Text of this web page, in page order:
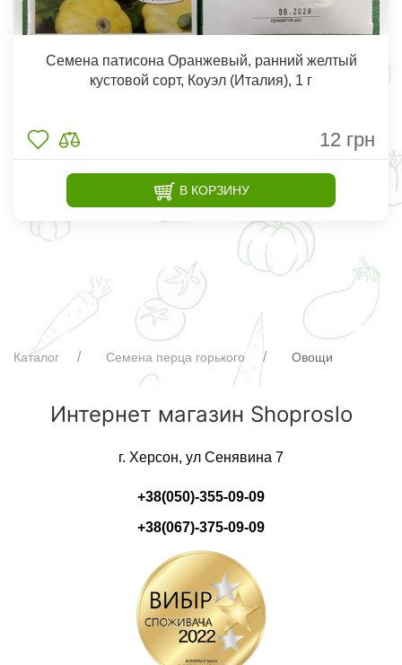
Семена патисона Оранжевый, ранний желтый
кустовой сорт, Коуэл (Италия), 1 г
12 грн
В КОРЗИНУ
Каталог Семена перца горького Овощи
Интернет магазин Shoproslo
г. Херсон, ул Сенявина 7
+38(050)-355-09-09
+38(067)-375-09-09